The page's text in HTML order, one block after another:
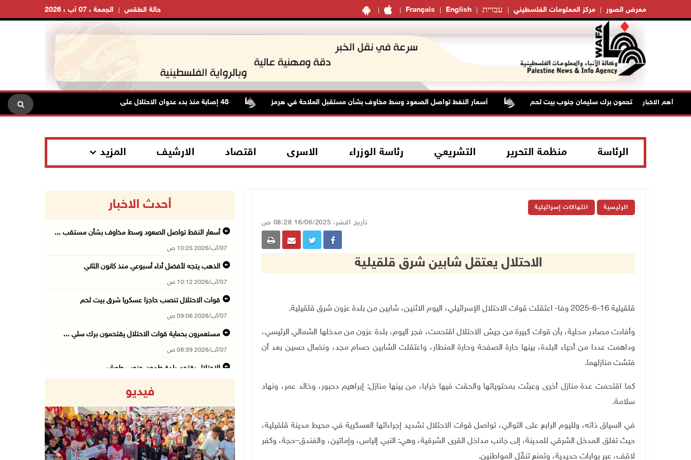
Français English עברית مركز المعلومات الفلسطيني معرض الصور الجمعة ، 07 آب ، 2026 حالة الطقس
أهم الاخبار
الاحتلال يقتحمون برك سليمان جنوب بيت لحم أسعار النفط تواصل الصعود وسط مخاوف بشأن مستقبل الملاحة في هرمز
الرئاسة منظمة التحرير التشريعي رئاسة الوزراء الاسرى اقتصاد الارشيف المزيد
الرئيسية انتهاكات إسرائيلية
تاريخ النشر: 16/06/2025 08:28 ص
الاحتلال يعتقل شابين شرق قلقيلية
قلقيلية 16-6-2025 وفا- اعتقلت قوات الاحتلال الإسرائيلي، اليوم الاثنين، شابين من بلدة عزون شرق قلقيلية.
وأفادت مصادر محلية، بأن قوات كبيرة من جيش الاحتلال اقتحمت، فجر اليوم، بلدة عزون من مدخلها الشمالي الرئيسي،
وداهمت عددا من أحياء البلدة، بينها حارة الصفحة وحارة المنطار، واعتقلت الشابين حسام مجد، ونضال حسين بعد أن
فتشت منازلهما.
كما اقتحمت عدة منازل أخرى وعبثت بمحتوياتها والحقت فيها خرابا، من بينها منازل: إبراهيم دحبور، وخالد عمر، ونهاد
سلامة.
في السياق ذاته، ولليوم الرابع على التوالي، تواصل قوات الاحتلال تشديد إجراءاتها العسكرية في محيط مدينة قلقيلية،
حيث تغلق المدخل الشرقي للمدينة، إلى جانب مداخل القرى الشرقية، وهي: النبي إلياس، وإماتين، والفندق–حجة، وكفر
لاقف، عبر بوابات حديدية، وتمنع تنقّل المواطنين.
أحدث الاخبار
أسعار النفط تواصل الصعود وسط مخاوف بشأن مستقب ...
07/آب/2026 10:25 ص
الذهب يتجه لأفضل أداء أسبوعي منذ كانون الثاني
07/آب/2026 10:12 ص
قوات الاحتلال تنصب حاجزا عسكريا شرق بيت لحم
07/آب/2026 09:06 ص
مستعمرون بحماية قوات الاحتلال يقتحمون برك سلي ...
07/آب/2026 08:39 ص
الاحتلال يقتحم بلدة طمون جنوب طوباس
07/آب/2026 08:23 ص
الطقس: أجواء صافية صيفية والحرارة حول معدلها ...
07/آب/2026 08:15 ص
فيديو
Previous Next